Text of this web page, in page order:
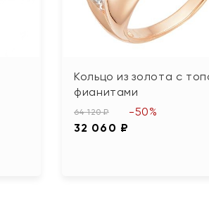
Кольцо из золота с
фианитами
64 120 ₽
32 060 ₽
-50%